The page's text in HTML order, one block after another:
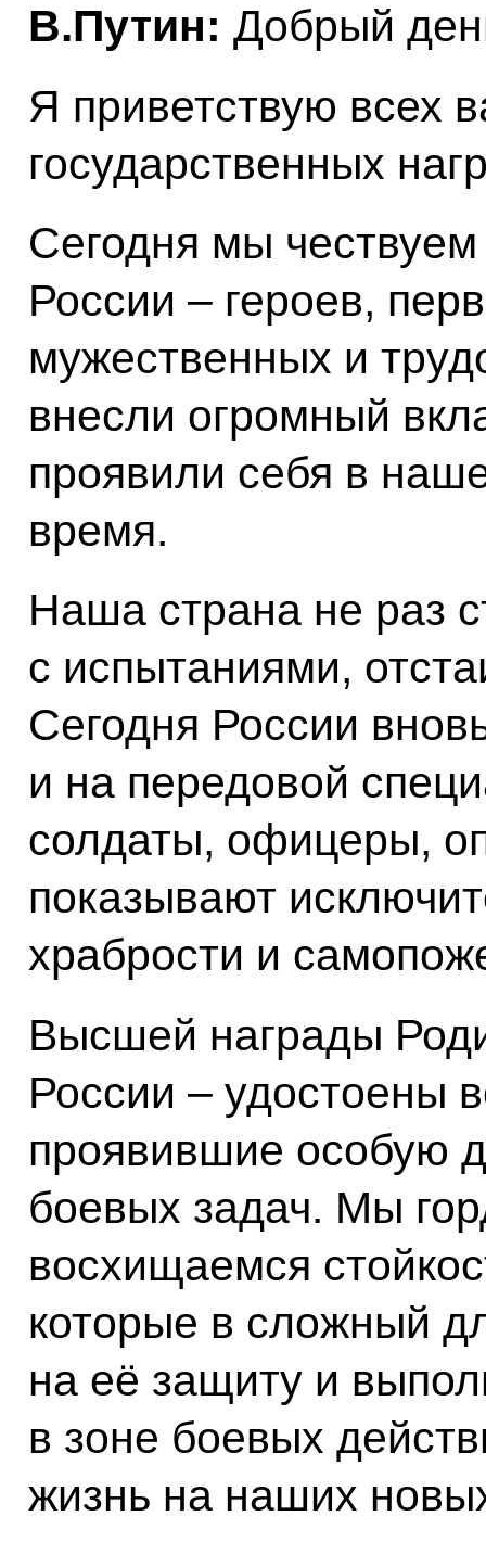
В.Путин: Добрый
Я приветствую всех
государственных
Сегодня мы
России – героев,
мужественных и
внесли огромный
проявили себя в
время.
Наша страна не раз
с испытаниями,
Сегодня России
и на передовой
солдаты, офицеры,
показывают
храбрости и
Высшей награды
России – удостоены
проявившие особую
боевых задач. Мы
восхищаемся
которые в сложный
на её защиту и
в зоне боевых
жизнь на наших